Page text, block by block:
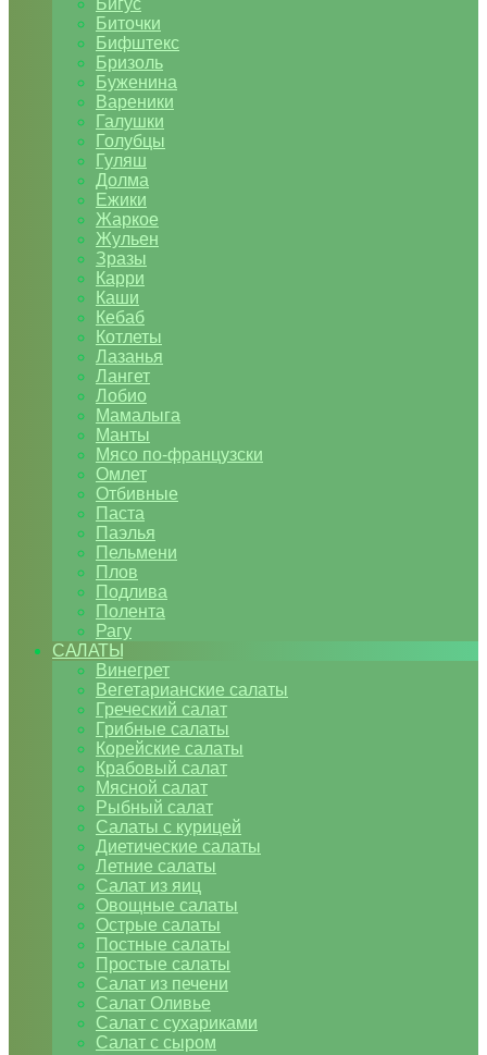
Бигус
Биточки
Бифштекс
Бризоль
Буженина
Вареники
Галушки
Голубцы
Гуляш
Долма
Ежики
Жаркое
Жульен
Зразы
Карри
Каши
Кебаб
Котлеты
Лазанья
Лангет
Лобио
Мамалыга
Манты
Мясо по-французски
Омлет
Отбивные
Паста
Паэлья
Пельмени
Плов
Подлива
Полента
Рагу
САЛАТЫ
Винегрет
Вегетарианские салаты
Греческий салат
Грибные салаты
Корейские салаты
Крабовый салат
Мясной салат
Рыбный салат
Салаты с курицей
Диетические салаты
Летние салаты
Салат из яиц
Овощные салаты
Острые салаты
Постные салаты
Простые салаты
Салат из печени
Салат Оливье
Салат с сухариками
Салат с сыром